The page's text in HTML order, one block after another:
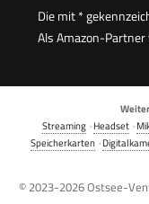
Die mit *
Als Amazon-
Streaming·Headset·
Speicherkarten·
© 2023-2026Ostsee-